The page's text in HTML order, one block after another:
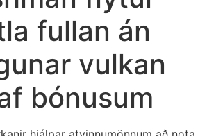
fullan án
vulkan
bónusum